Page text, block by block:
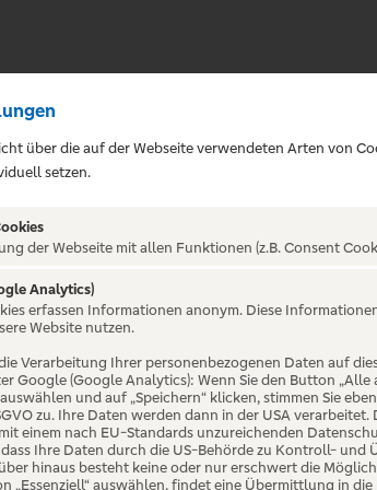
am 23. Juli!
über die auf der Webseite verwendeten Arten von
setzen.
der Webseite mit allen Funktionen (z.B. Consent
Analytics)
erfassen Informationen anonym. Diese
Website nutzen.
Verarbeitung Ihrer personenbezogenen Daten auf
Google (Google Analytics): Wenn Sie den Button „Alle
und auf „Speichern“ klicken, stimmen Sie
zu. Ihre Daten werden dann in der USA
einem nach EU-Standards unzureichenden
Ihre Daten durch die US-Behörde zu Kontroll- und
hinaus besteht keine oder nur erschwert die
„Essenziell“ auswählen, findet eine Übermittlung in